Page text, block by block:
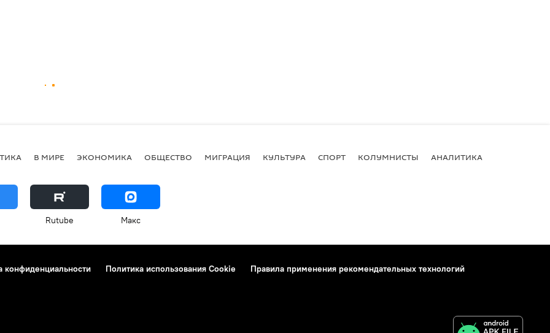
В МИРЕ ЭКОНОМИКА ОБЩЕСТВО МИГРАЦИЯ КУЛЬТУРА СПОРТ КОЛУМНИСТЫ АНАЛИТИКА
Rutube Макс
конфиденциальности Политика использования Cookie
Правила применения рекомендательных технологий